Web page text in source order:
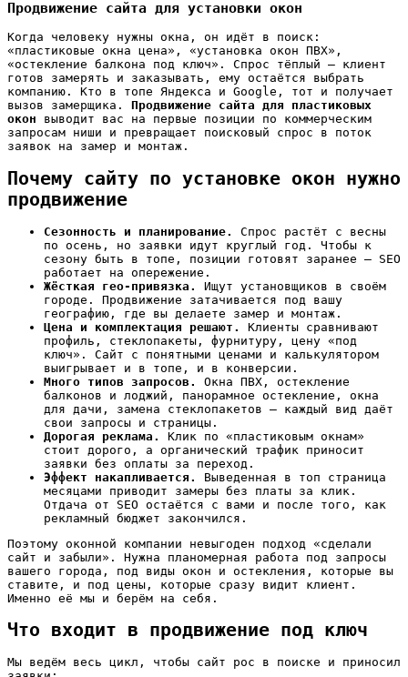
Продвижение сайта для установки окон
Когда человеку нужны окна, он идёт в поиск:
«пластиковые окна цена», «установка окон ПВХ»,
«остекление балкона под ключ». Спрос тёплый — клиент
готов замерять и заказывать, ему остаётся выбрать
компанию. Кто в топе Яндекса и Google, тот и получает
вызов замерщика. Продвижение сайта для пластиковых
окон выводит вас на первые позиции по коммерческим
запросам ниши и превращает поисковый спрос в поток
заявок на замер и монтаж.
Почему сайту по установке окон нужно
продвижение
Сезонность и планирование.
Спрос растёт с весны
по осень, но заявки идут круглый год. Чтобы к
сезону быть в топе, позиции готовят заранее — SEO
работает на опережение.
Жёсткая гео-привязка.
Ищут установщиков в своём
городе. Продвижение затачивается под вашу
географию, где вы делаете замер и монтаж.
Цена и комплектация решают.
Клиенты сравнивают
профиль, стеклопакеты, фурнитуру, цену «под
ключ». Сайт с понятными ценами и калькулятором
выигрывает и в топе, и в конверсии.
Много типов запросов.
Окна ПВХ, остекление
балконов и лоджий, панорамное остекление, окна
для дачи, замена стеклопакетов — каждый вид даёт
свои запросы и страницы.
Дорогая реклама.
Клик по «пластиковым окнам»
стоит дорого, а органический трафик приносит
заявки без оплаты за переход.
Эффект накапливается.
Выведенная в топ страница
месяцами приводит замеры без платы за клик.
Отдача от SEO остаётся с вами и после того, как
рекламный бюджет закончился.
Поэтому оконной компании невыгоден подход «сделали
сайт и забыли». Нужна планомерная работа под запросы
вашего города, под виды окон и остекления, которые вы
ставите, и под цены, которые сразу видит клиент.
Именно её мы и берём на себя.
Что входит в продвижение под ключ
Мы ведём весь цикл, чтобы сайт рос в поиске и приносил